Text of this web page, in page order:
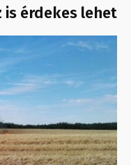
is érdekes lehet